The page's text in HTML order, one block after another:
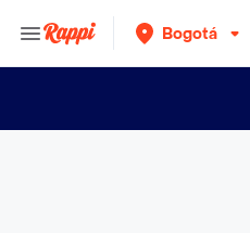
Bogotá